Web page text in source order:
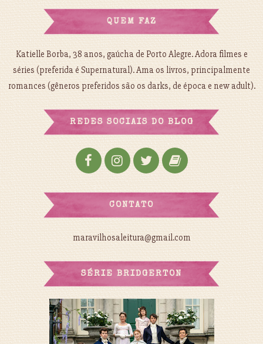
QUEM FAZ
Katielle Borba, 38 anos, gaúcha de Porto Alegre. Adora filmes e
séries (preferida é Supernatural). Ama os livros, principalmente
romances (gêneros preferidos são os darks, de época e new adult).
REDES SOCIAIS DO BLOG
CONTATO
maravilhosaleitura@gmail.com
SÉRIE BRIDGERTON